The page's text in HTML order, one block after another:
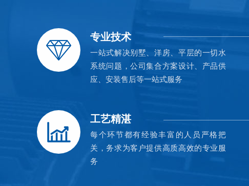
专业技术
一站式解决别墅、洋房、平层的一切水
系统问题，公司集合方案设计、产品供
应、安装售后等一站式服务
工艺精湛
每个环节都有经验丰富的人员严格把
关，务求为客户提供高质高效的专业服
务